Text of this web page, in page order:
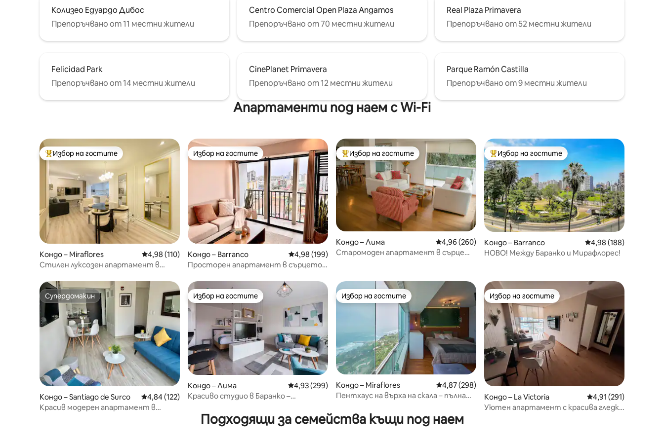
Колизео Едуардо Дибос
Препоръчвано от 11 местни жители
Centro Comercial Open Plaza Angamos
Препоръчвано от 70 местни жители
Real Plaza Primavera
Препоръчвано от 52 местни жители
Felicidad Park
Препоръчвано от 14 местни жители
CinePlanet Primavera
Препоръчвано от 12 местни жители
Parque Ramón Castilla
Препоръчвано от 9 местни жители
Апартаменти под наем с Wi-Fi
Най-популярен избор на гостите
Избор на гостите
Кондо – Miraflores Средна оценка: 4,98 от 5, 110 отзива
4,98 (110)
Стилен луксозен апартамент в
Избор на гостите
Избор на гостите
Кондо – Barranco Средна оценка: 4,98 от 5, 199 отзива
4,98 (199)
Просторен апартамент в сърцето
Най-популярен избор на гостите
Избор на гостите
Кондо – Лима Средна оценка: 4,96 от 5, 260 отзива
4,96 (260)
Старомоден апартамент в сърцето
Най-популярен избор на гостите
Избор на гостите
Кондо – Barranco Средна оценка: 4,98
4,98 (188)
НОВО! Между Баранко и Мирафлорес!
Супердомакин
Супердомакин
Кондо – Santiago de Surco Средна оценка: 4,84 от 5, 122 отзива
4,84 (122)
Красив модерен апартамент в
Избор на гостите
Избор на гостите
Кондо – Лима Средна оценка: 4,93 от 5, 299 отзива
4,93 (299)
Красиво студио в Баранко –
Избор на гостите
Избор на гостите
Кондо – Miraflores Средна оценка: 4,87 от 5, 298 отзива
4,87 (298)
Пентхаус на върха на скала – пълна
Избор на гостите
Избор на гостите
Кондо – La Victoria Средна оценка: 4,91
4,91 (291)
Уютен апартамент с красива гледка
Подходящи за семейства къщи под наем